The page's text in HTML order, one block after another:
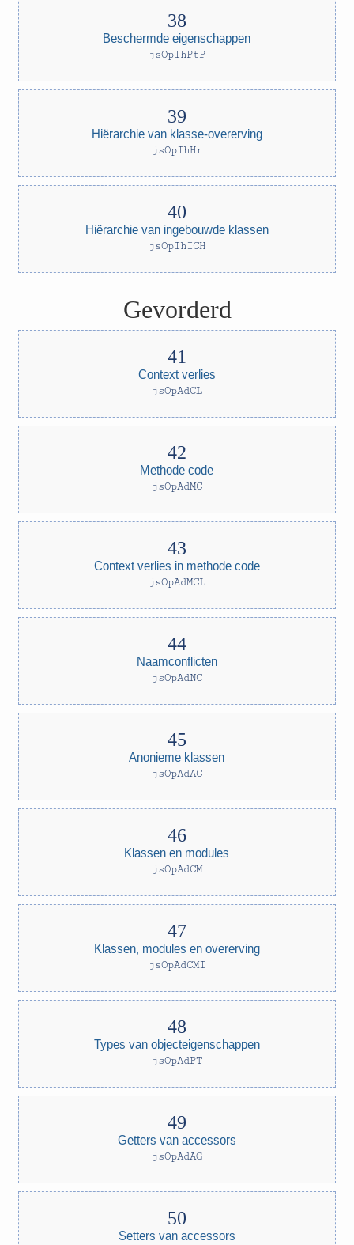
Beschermde eigenschappen
jsOpIhPtP
Hiërarchie van klasse-overerving
jsOpIhHr
Hiërarchie van ingebouwde klassen
jsOpIhICH
Gevorderd
Context verlies
jsOpAdCL
Methode code
jsOpAdMC
Context verlies in methode code
jsOpAdMCL
Naamconflicten
jsOpAdNC
Anonieme klassen
jsOpAdAC
Klassen en modules
jsOpAdCM
Klassen, modules en overerving
jsOpAdCMI
Types van objecteigenschappen
jsOpAdPT
Getters van accessors
jsOpAdAG
Setters van accessors